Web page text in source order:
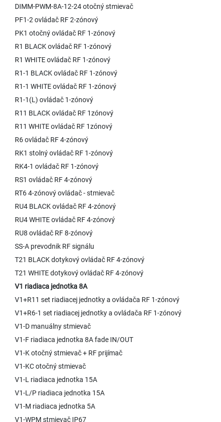
DIMM-PWM-8A-12-24 otočný stmievač
PF1-2 ovládač RF 2-zónový
PK1 otočný ovládač RF 1-zónový
R1 BLACK ovládač RF 1-zónový
R1 WHITE ovládač RF 1-zónový
R1-1 BLACK ovládač RF 1-zónový
R1-1 WHITE ovládač RF 1-zónový
R1-1(L) ovládač 1-zónový
R11 BLACK ovládač RF 1zónový
R11 WHITE ovládač RF 1zónový
R6 ovládač RF 4-zónový
RK1 stolný ovládač RF 1-zónový
RK4-1 ovládač RF 1-zónový
RS1 ovládač RF 4-zónový
RT6 4-zónový ovládač - stmievač
RU4 BLACK ovládač RF 4-zónový
RU4 WHITE ovládač RF 4-zónový
RU8 ovládač RF 8-zónový
SS-A prevodnik RF signálu
T21 BLACK dotykový ovládač RF 4-zónový
T21 WHITE dotykový ovládač RF 4-zónový
V1 riadiaca jednotka 8A
V1+R11 set riadiacej jednotky a ovládača RF 1-zónový
V1+R6-1 set riadiacej jednotky a ovládača RF 1-zónový
V1-D manuálny stmievač
V1-F riadiaca jednotka 8A fade IN/OUT
V1-K otočný stmievač + RF prijímač
V1-KC otočný stmievač
V1-L riadiaca jednotka 15A
V1-L/P riadiaca jednotka 15A
V1-M riadiaca jednotka 5A
V1-WPM stmievač IP67
LED/m: 180 ks Typ čipu: 2216
Vyžarovací uhol: 120° Krytie:
IP20 Stmievateľné: ÁNO
Priemerná životnosť v hodinách:
2216 Vyžarovací uhol: 120°